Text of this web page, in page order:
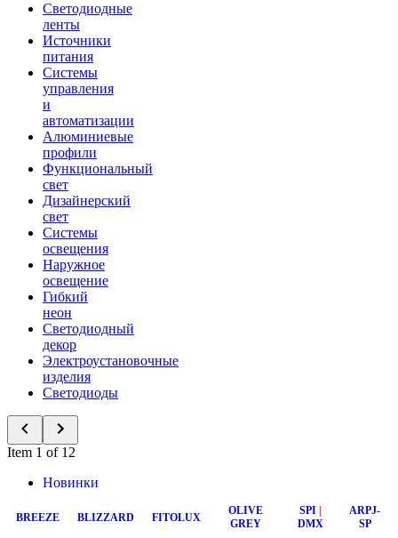
Светодиодные
ленты
Источники
питания
Системы
управления
и
автоматизации
Алюминиевые
профили
Функциональный
свет
Дизайнерский
свет
Системы
освещения
Наружное
освещение
Гибкий
неон
Светодиодный
декор
Электроустановочные
изделия
Светодиоды
Item 1 of 12
Новинки
BREEZE BLIZZARD FITOLUX
OLIVE
GREY
SPI
DMX
ARPJ-
SP